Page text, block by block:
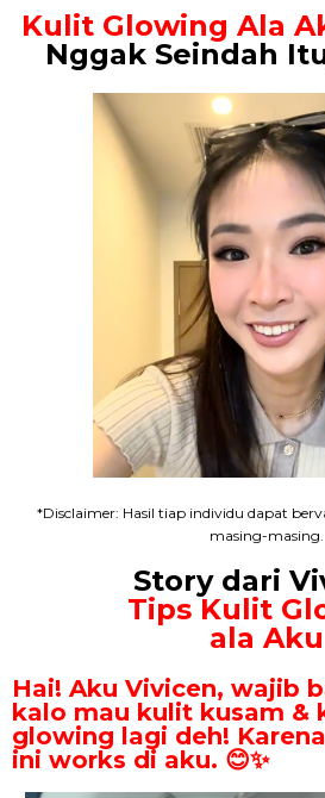
Kulit Glowing Ala
Nggak Seindah
*Disclaimer: Hasil tiap individu dapat
masing-masing.
Story dari
Tips Kulit
ala Aku
Hai! Aku Vivicen, wajib
kalo mau kulit kusam &
glowing lagi deh!
ini works di aku. 😊✨